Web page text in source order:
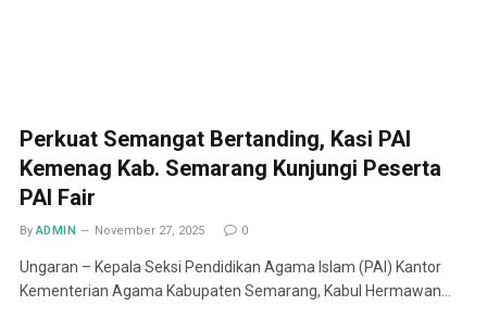
Perkuat Semangat Bertanding, Kasi PAI
Kemenag Kab. Semarang Kunjungi Peserta
PAI Fair
By ADMIN November 27, 2025 0
Ungaran – Kepala Seksi Pendidikan Agama Islam (PAI) Kantor
Kementerian Agama Kabupaten Semarang, Kabul Hermawan…